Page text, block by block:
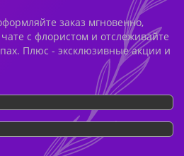
заказ мгновенно,
с флористом и отслеживайте
Плюс - эксклюзивные акции и